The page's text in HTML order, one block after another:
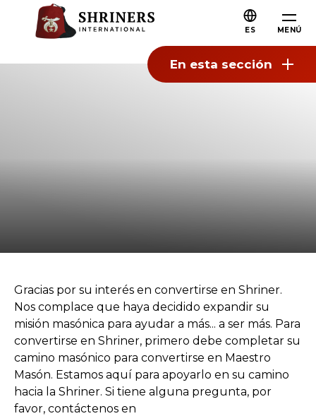
Saltar al contenido principal
Saltar a la navegación
Quiénes somos
Únete a Shriners
Comienza tu viaje
Define tu camino
Nuestra conexión con Freemasonry
Experimenta la Hermandad
ES MENÚ
En esta sección
Gracias por su interés en convertirse en Shriner.
Nos complace que haya decidido expandir su
misión masónica para ayudar a más... a ser más. Para
convertirse en Shriner, primero debe completar su
camino masónico para convertirse en Maestro
Masón. Estamos aquí para apoyarlo en su camino
hacia la Shriner. Si tiene alguna pregunta, por
favor, contáctenos en